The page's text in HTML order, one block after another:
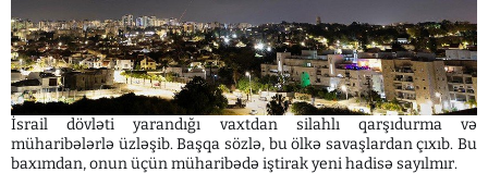
İsrail dövləti yarandığı vaxtdan silahlı qarşıdurma və
müharibələrlə üzləşib. Başqa sözlə, bu ölkə savaşlardan çıxıb. Bu
baxımdan, onun üçün müharibədə iştirak yeni hadisə sayılmır.